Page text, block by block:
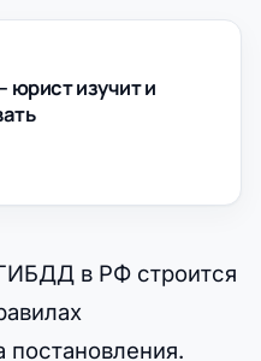
изучит и
в РФ строится